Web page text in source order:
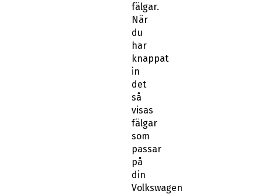
fälgar.
När
du
har
knappat
in
det
så
visas
fälgar
som
passar
på
din
Volkswagen